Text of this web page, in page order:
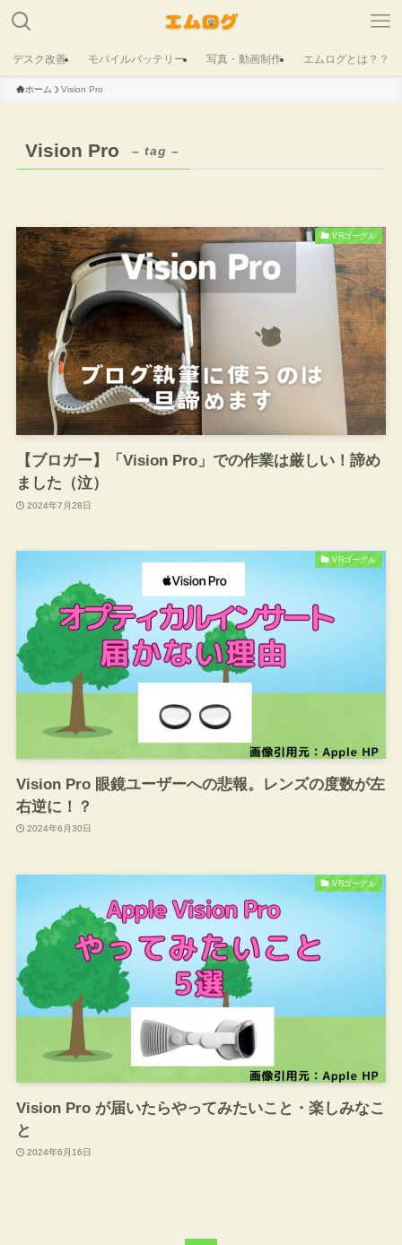
デスク改善 モバイルバッテリー 写真・動画制作 エムログとは？？
ホーム Vision Pro
Vision Pro – tag –
VRゴーグル
【ブロガー】「Vision Pro」での作業は厳しい！諦め
ました（泣）
2024年7月28日
VRゴーグル
Vision Pro 眼鏡ユーザーへの悲報。レンズの度数が左
右逆に！？
2024年6月30日
VRゴーグル
Vision Pro が届いたらやってみたいこと・楽しみなこ
と
2024年6月16日